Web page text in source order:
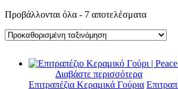
Προβάλλονται όλα - 7 αποτελέσματα
Διαβάστε περισσότερα
Επιτραπέζια Κεραμικά Γούρια